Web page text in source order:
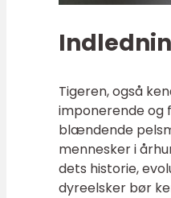
Tigeren, også
imponerende og
blændende
mennesker i
dets historie,
dyreelsker bør